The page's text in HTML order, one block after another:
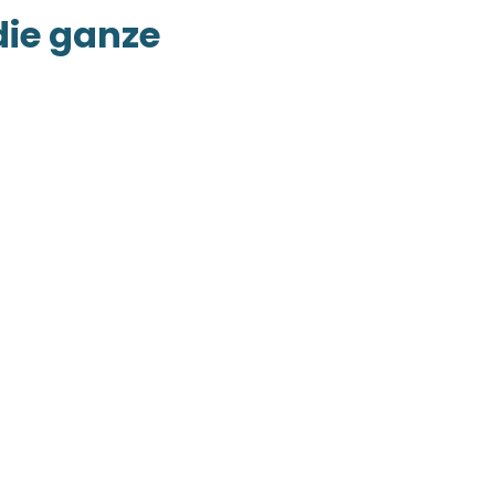
ganze